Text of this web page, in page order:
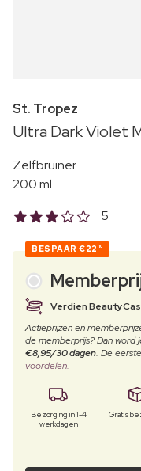
St. Tropez
Ultra Dark Violet
Zelfbruiner
200 ml
5
BESPAAR €22 10
Verdien
Actieprijzen en
de memberprijs? Dan word
€8,95/30 dagen. De
voordelen.
Bezorging in 1-4
werkdagen
Gratis